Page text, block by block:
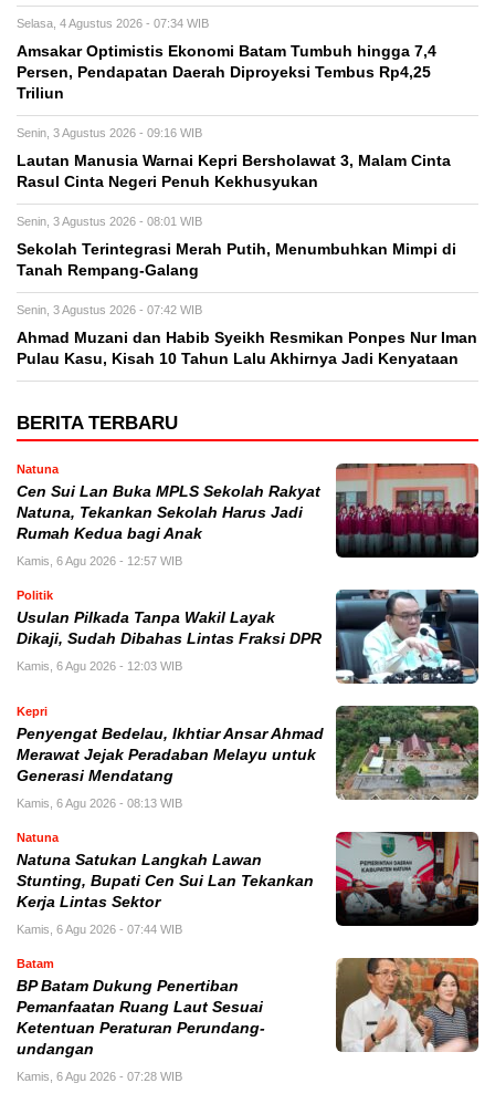
Selasa, 4 Agustus 2026 - 07:34 WIB
Amsakar Optimistis Ekonomi Batam Tumbuh hingga 7,4
Persen, Pendapatan Daerah Diproyeksi Tembus Rp4,25
Triliun
Senin, 3 Agustus 2026 - 09:16 WIB
Lautan Manusia Warnai Kepri Bersholawat 3, Malam Cinta
Rasul Cinta Negeri Penuh Kekhusyukan
Senin, 3 Agustus 2026 - 08:01 WIB
Sekolah Terintegrasi Merah Putih, Menumbuhkan Mimpi di
Tanah Rempang-Galang
Senin, 3 Agustus 2026 - 07:42 WIB
Ahmad Muzani dan Habib Syeikh Resmikan Ponpes Nur Iman
Pulau Kasu, Kisah 10 Tahun Lalu Akhirnya Jadi Kenyataan
BERITA TERBARU
Natuna
Cen Sui Lan Buka MPLS Sekolah Rakyat
Natuna, Tekankan Sekolah Harus Jadi
Rumah Kedua bagi Anak
Kamis, 6 Agu 2026 - 12:57 WIB
Politik
Usulan Pilkada Tanpa Wakil Layak
Dikaji, Sudah Dibahas Lintas Fraksi DPR
Kamis, 6 Agu 2026 - 12:03 WIB
Kepri
Penyengat Bedelau, Ikhtiar Ansar Ahmad
Merawat Jejak Peradaban Melayu untuk
Generasi Mendatang
Kamis, 6 Agu 2026 - 08:13 WIB
Natuna
Natuna Satukan Langkah Lawan
Stunting, Bupati Cen Sui Lan Tekankan
Kerja Lintas Sektor
Kamis, 6 Agu 2026 - 07:44 WIB
Batam
BP Batam Dukung Penertiban
Pemanfaatan Ruang Laut Sesuai
Ketentuan Peraturan Perundang-
undangan
Kamis, 6 Agu 2026 - 07:28 WIB